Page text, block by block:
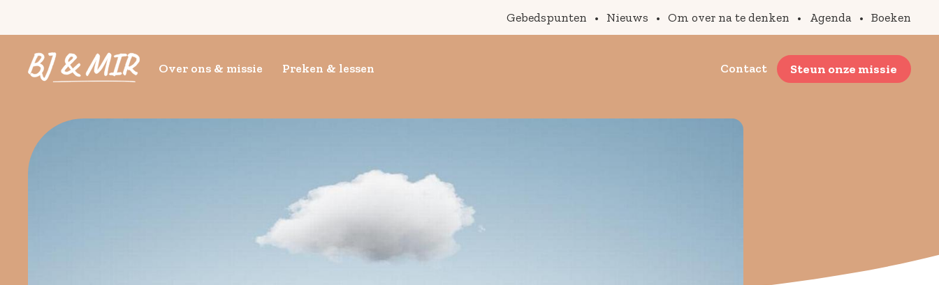
Gebedspunten • Nieuws • Om over na te denken • Agenda • Boeken
Over ons & missie Preken & lessen Contact Steun onze missie